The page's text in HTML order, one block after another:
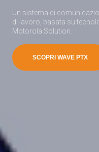
Un sistema di
di lavoro, basata su
Motorola Solution.
SCOPRI WAVE PTX